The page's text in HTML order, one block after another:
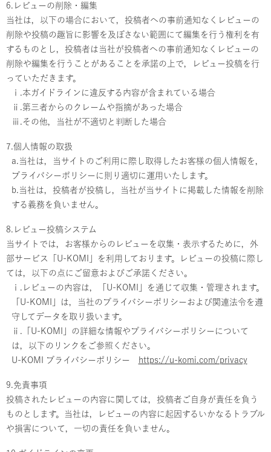
6.レビューの削除・編集
当社は，以下の場合において，投稿者への事前通知なくレビューの
削除や投稿の趣旨に影響を及ぼさない範囲にて編集を行う権利を有
するものとし，投稿者は当社が投稿者への事前通知なくレビューの
削除や編集を行うことがあることを承諾の上で，レビュー投稿を行
っていただきます。
ⅰ.本ガイドラインに違反する内容が含まれている場合
ⅱ.第三者からのクレームや指摘があった場合
ⅲ.その他，当社が不適切と判断した場合
7.個人情報の取扱
a.当社は，当サイトのご利用に際し取得したお客様の個人情報を，
プライバシーポリシーに則り適切に運用いたします。
b.当社は，投稿者が投稿し，当社が当サイトに掲載した情報を削除
する義務を負いません。
8.レビュー投稿システム
当サイトでは，お客様からのレビューを収集・表示するために，外
部サービス「U-KOMI」を利用しております。レビューの投稿に際し
ては，以下の点にご留意およびご承諾ください。
ⅰ.レビューの内容は，「U-KOMI」を通じて収集・管理されます。
「U-KOMI」は，当社のプライバシーポリシーおよび関連法令を遵
守してデータを取り扱います。
ⅱ.「U-KOMI」の詳細な情報やプライバシーポリシーについて
は，以下のリンクをご参照ください。
U-KOMI プライバシーポリシー
https://u-komi.com/privacy
9.免責事項
投稿されたレビューの内容に関しては，投稿者ご自身が責任を負う
ものとします。当社は，レビューの内容に起因するいかなるトラブル
や損害について，一切の責任を負いません。